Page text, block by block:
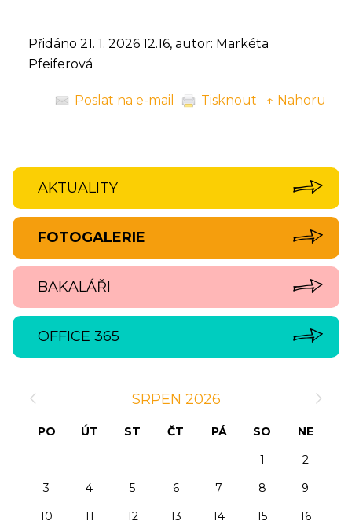
Přidáno 21. 1. 2026 12.16, autor: Markéta
Pfeiferová
Poslat na e-mail Tisknout ↑ Nahoru
AKTUALITY
FOTOGALERIE
BAKALÁŘI
OFFICE 365
SRPEN 2026
PO ÚT ST ČT PÁ SO
NE
1
2
3
4 5 6 7 8
9
10
11 12 13 14 15
16